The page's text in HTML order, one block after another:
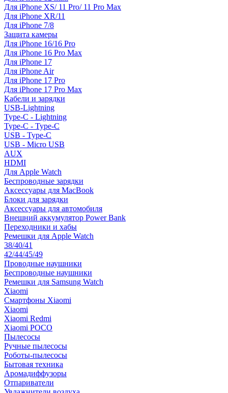
Для iPhone XS/ 11 Pro/ 11 Pro Max
Для iPhone XR/11
Для iPhone 7/8
Защита камеры
Для iPhone 16/16 Pro
Для iPhone 16 Pro Max
Для iPhone 17
Для iPhone Air
Для iPhone 17 Pro
Для iPhone 17 Pro Max
Кабели и зарядки
USB-Lightning
Type-C - Lightning
Type-C - Type-C
USB - Type-C
USB - Micro USB
AUX
HDMI
Для Apple Watch
Беспроводные зарядки
Аксессуары для MacBook
Блоки для зарядки
Аксессуары для автомобиля
Внешний аккумулятор Power Bank
Переходники и хабы
Ремешки для Apple Watch
38/40/41
42/44/45/49
Проводные наушники
Беспроводные наушники
Ремешки для Samsung Watch
Xiaomi
Смартфоны Xiaomi
Xiaomi
Xiaomi Redmi
Xiaomi POCO
Пылесосы
Ручные пылесосы
Роботы-пылесосы
Бытовая техника
Аромадиффузоры
Отпариватели